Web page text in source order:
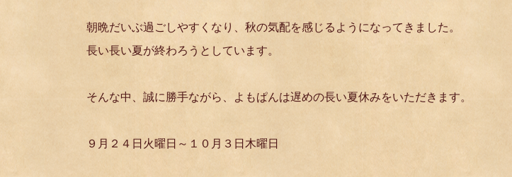
朝晩だいぶ過ごしやすくなり、秋の気配を感じるようになってきました。
長い長い夏が終わろうとしています。
そんな中、誠に勝手ながら、よもぱんは遅めの長い夏休みをいただきます。
９月２４日火曜日～１０月３日木曜日